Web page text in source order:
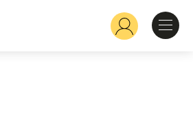
Hoofdnavigatie